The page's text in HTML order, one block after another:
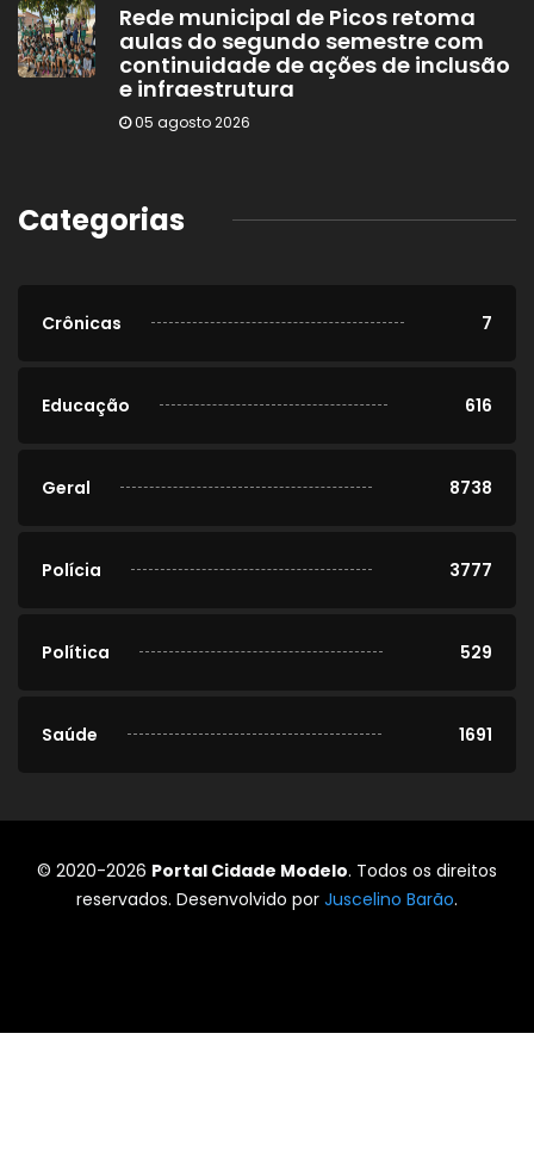
Rede municipal de Picos retoma
aulas do segundo semestre com
continuidade de ações de inclusão
e infraestrutura
05 agosto 2026
Categorias
Crônicas 7
Educação 616
Geral 8738
Polícia 3777
Política 529
Saúde 1691
© 2020-2026 Portal Cidade Modelo. Todos os direitos
reservados. Desenvolvido por Juscelino Barão.